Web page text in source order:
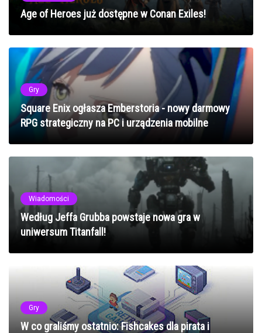
Age of Heroes już dostępne w Conan Exiles!
Gry
Square Enix ogłasza Emberstoria - nowy darmowy
RPG strategiczny na PC i urządzenia mobilne
Wiadomości
Według Jeffa Grubba powstaje nowa gra w
uniwersum Titanfall!
Gry
W co graliśmy ostatnio: Fishcakes dla pirata i